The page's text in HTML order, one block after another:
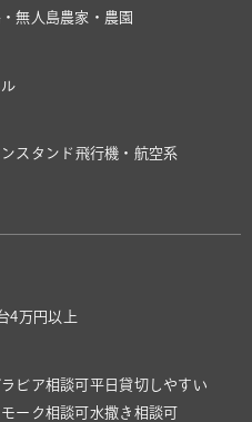
・無人島農家・農園
スタンド 飛行機・航空系
4万円以上
ビア相談可 平日貸切しやすい
モーク相談可 水撒き相談可